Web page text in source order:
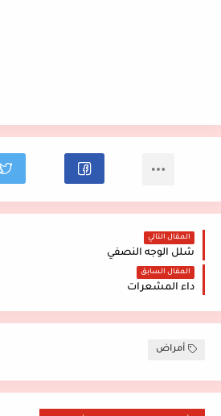
المقال التالي
شلل الوجه النصفي
المقال السابق
داء المشعرات
أمراض